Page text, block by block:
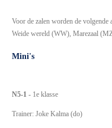
Voor de zalen worden de
Weide wereld (WW), Marezaal
Mini's
N5-1 - 1e klasse
Trainer: Joke Kalma (do)